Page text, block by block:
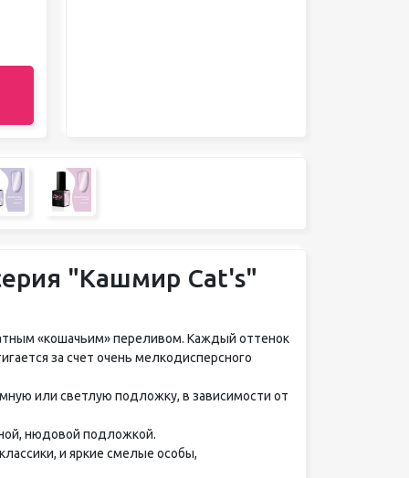
"Кашмир Cat's"
«кошачьим» переливом. Каждый оттенок
за счет очень мелкодисперсного
или светлую подложку, в зависимости от
нюдовой подложкой.
и яркие смелые особы,